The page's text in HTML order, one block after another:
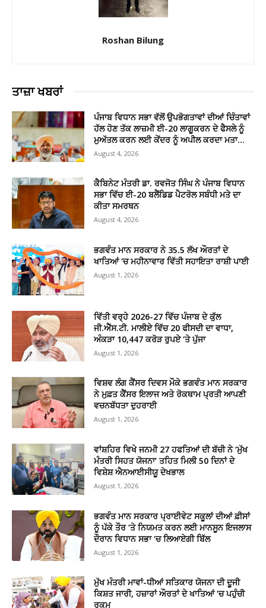
Roshan Bilung
ਤਾਜ਼ਾ ਖਬਰਾਂ
ਪੰਜਾਬ ਵਿਧਾਨ ਸਭਾ ਵੱਲੋਂ ਉਪਭੋਗਤਾਵਾਂ ਦੀਆਂ ਚਿੰਤਾਵਾਂ
ਹੱਲ ਹੋਣ ਤੱਕ ਲਾਜ਼ਮੀ ਈ-20 ਲਾਗੂਕਰਨ ਦੇ ਫੈਸਲੇ ਨੂੰ
ਮੁਅੱਤਲ ਕਰਨ ਲਈ ਕੇਂਦਰ ਨੂੰ ਅਪੀਲ ਕਰਦਾ ਮਤਾ...
August 4, 2026
ਕੈਬਿਨੇਟ ਮੰਤਰੀ ਡਾ. ਰਵਜੋਤ ਸਿੰਘ ਨੇ ਪੰਜਾਬ ਵਿਧਾਨ
ਸਭਾ ਵਿੱਚ ਈ-20 ਬਲੈਂਡਿਡ ਪੈਟਰੋਲ ਸਬੰਧੀ ਮਤੇ ਦਾ
ਕੀਤਾ ਸਮਰਥਨ
August 4, 2026
ਭਗਵੰਤ ਮਾਨ ਸਰਕਾਰ ਨੇ 35.5 ਲੱਖ ਔਰਤਾਂ ਦੇ
ਖਾਤਿਆਂ ‘ਚ ਮਹੀਨਾਵਾਰ ਵਿੱਤੀ ਸਹਾਇਤਾ ਰਾਸ਼ੀ ਪਾਈ
August 1, 2026
ਵਿੱਤੀ ਵਰ੍ਹੇ 2026-27 ਵਿੱਚ ਪੰਜਾਬ ਦੇ ਕੁੱਲ
ਜੀ.ਐੱਸ.ਟੀ. ਮਾਲੀਏ ਵਿੱਚ 20 ਫੀਸਦੀ ਦਾ ਵਾਧਾ,
ਅੰਕੜਾ 10,447 ਕਰੋੜ ਰੁਪਏ ‘ਤੇ ਪੁੱਜਾ
August 1, 2026
ਵਿਸ਼ਵ ਲੰਗ ਕੈਂਸਰ ਦਿਵਸ ਮੌਕੇ ਭਗਵੰਤ ਮਾਨ ਸਰਕਾਰ
ਨੇ ਮੁਫ਼ਤ ਕੈਂਸਰ ਇਲਾਜ ਅਤੇ ਰੋਕਥਾਮ ਪ੍ਰਤੀ ਆਪਣੀ
ਵਚਨਬੱਧਤਾ ਦੁਹਰਾਈ
August 1, 2026
ਵਾਂਸ਼ਹਿਰ ਵਿਖੇ ਜਨਮੀ 27 ਹਫਤਿਆਂ ਦੀ ਬੱਚੀ ਨੇ ‘ਮੁੱਖ
ਮੰਤਰੀ ਸਿਹਤ ਯੋਜਨਾ’ ਤਹਿਤ ਮਿਲੀ 50 ਦਿਨਾਂ ਦੇ
ਵਿਸ਼ੇਸ਼ ਐਨਆਈਸੀਯੂ ਦੇਖਭਾਲ
August 1, 2026
ਭਗਵੰਤ ਮਾਨ ਸਰਕਾਰ ਪ੍ਰਾਈਵੇਟ ਸਕੂਲਾਂ ਦੀਆਂ ਫ਼ੀਸਾਂ
ਨੂੰ ਪੱਕੇ ਤੌਰ ‘ਤੇ ਨਿਯਮਤ ਕਰਨ ਲਈ ਮਾਨਸੂਨ ਇਜਲਾਸ
ਦੌਰਾਨ ਵਿਧਾਨ ਸਭਾ ‘ਚ ਲਿਆਏਗੀ ਬਿੱਲ
August 1, 2026
ਮੁੱਖ ਮੰਤਰੀ ਮਾਵਾਂ-ਧੀਆਂ ਸਤਿਕਾਰ ਯੋਜਨਾ ਦੀ ਦੂਜੀ
ਕਿਸ਼ਤ ਜਾਰੀ, ਹਜ਼ਾਰਾਂ ਔਰਤਾਂ ਦੇ ਖਾਤਿਆਂ ‘ਚ ਪਹੁੰਚੀ
ਰਕਮ